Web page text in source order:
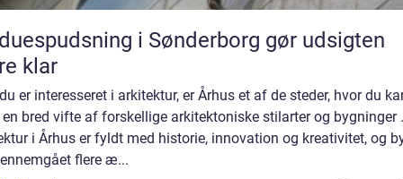
i Sønderborg gør udsigten
klar
er interesseret i arkitektur, er Århus et af de steder, hvor du
bred vifte af forskellige arkitektoniske stilarter og bygninger .
i Århus er fyldt med historie, innovation og kreativitet, og
flere æ...